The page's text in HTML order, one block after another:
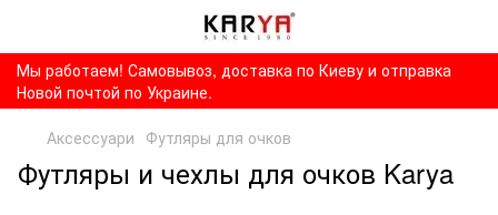
Мы работаем! Самовывоз, доставка по Киеву и отправка
Новой почтой по Украине.
Аксессуари Футляры для очков
Футляры и чехлы для очков Karya